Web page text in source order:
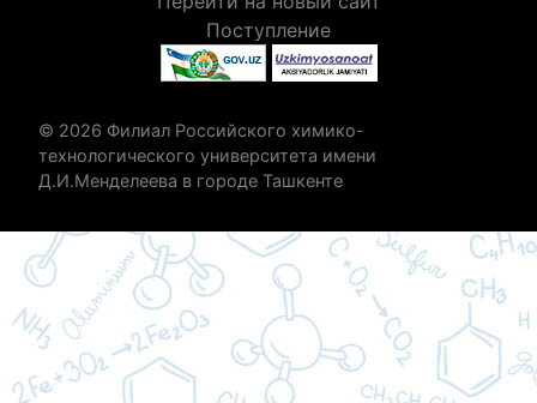
Поступление
© 2026 Филиал Российского химико-
технологического университета имени
Д.И.Менделеева в городе Ташкенте